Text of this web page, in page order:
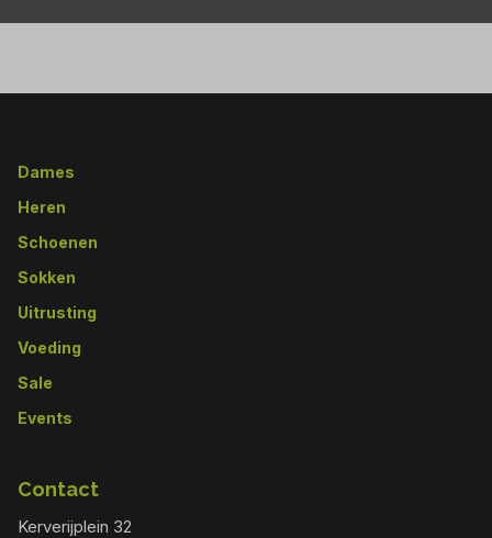
Footer
Dames
Heren
Schoenen
Sokken
Uitrusting
Voeding
Sale
Events
Contact
Kerverijplein 32